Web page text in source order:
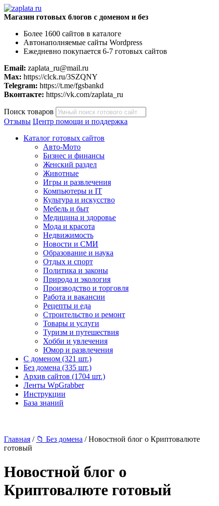
Магазин готовых блогов с доменом и без
Более 1600 сайтов в каталоге
Автонаполняемые сайты Wordpress
Ежедневно покупается 6-7 готовых сайтов
Email: zaplata_ru@mail.ru
Max: https://clck.ru/3SZQNY
Telegram: https://t.me/fgsbankd
Вконтакте: https://vk.com/zaplata_ru
Поиск товаров
Отзывы Центр помощи и поддержка
Каталог готовых сайтов
Авто-Мото
Бизнес и финансы
Женский раздел
Животные
Игры и развлечения
Компьютеры и IT
Культура и искусство
Мебель и быт
Медицина и здоровье
Мода и красота
Недвижимость
Новости и СМИ
Образование и наука
Отдых и спорт
Политика и законы
Природа и экология
Производство и торговля
Работа и вакансии
Рецепты и еда
Строительство и ремонт
Товары и услуги
Туризм и путешествия
Хобби и увлечения
Юмор и развлечения
С доменом (321 шт.)
Без домена (335 шт.)
Архив сайтов (1704 шт.)
Ленты WpGrabber
Инструкции
База знаний
Главная / 📁 Без домена / Новостной блог о Криптовалюте
готовый
Новостной блог о
Криптовалюте готовый